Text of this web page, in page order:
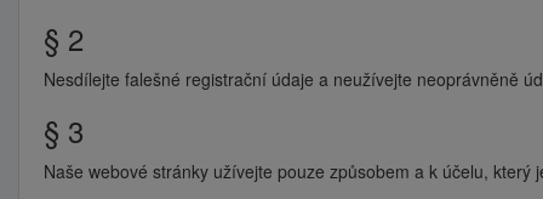
§ 2
Nesdílejte falešné registrační údaje a neužívejte neoprávněně
§ 3
Naše webové stránky užívejte pouze způsobem a k účelu, který